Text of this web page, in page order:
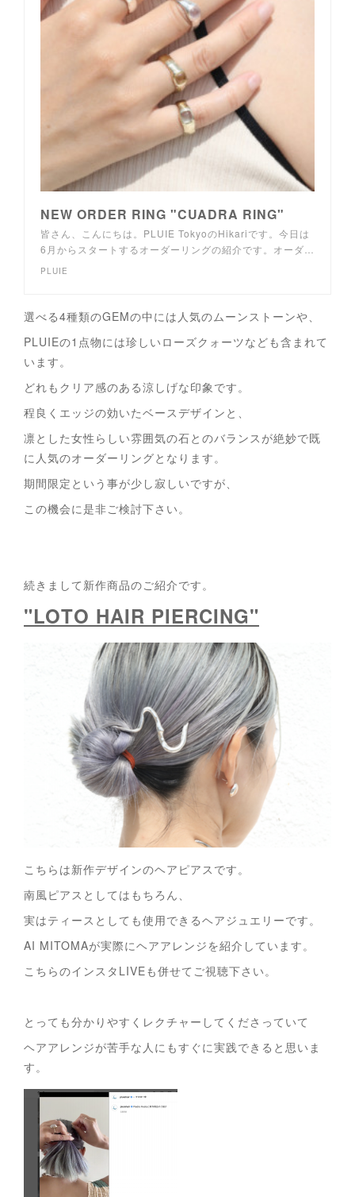
NEW ORDER RING "CUADRA RING"
皆さん、こんにちは。PLUIE TokyoのHikariです。今日は
6月からスタートするオーダーリングの紹介です。オーダ…
PLUIE
選べる4種類のGEMの中には人気のムーンストーンや、
PLUIEの1点物には珍しいローズクォーツなども含まれて
います。
どれもクリア感のある涼しげな印象です。
程良くエッジの効いたベースデザインと、
凛とした女性らしい雰囲気の石とのバランスが絶妙で既
に人気のオーダーリングとなります。
期間限定という事が少し寂しいですが、
この機会に是非ご検討下さい。
続きまして新作商品のご紹介です。
"LOTO HAIR PIERCING"
こちらは新作デザインのヘアピアスです。
南風ピアスとしてはもちろん、
実はティースとしても使用できるヘアジュエリーです。
AI MITOMAが実際にヘアアレンジを紹介しています。
こちらのインスタLIVEも併せてご視聴下さい。
とっても分かりやすくレクチャーしてくださっていて
ヘアアレンジが苦手な人にもすぐに実践できると思いま
す。